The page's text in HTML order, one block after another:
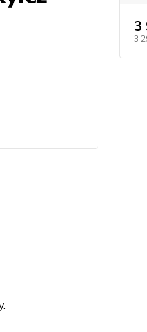
3
3